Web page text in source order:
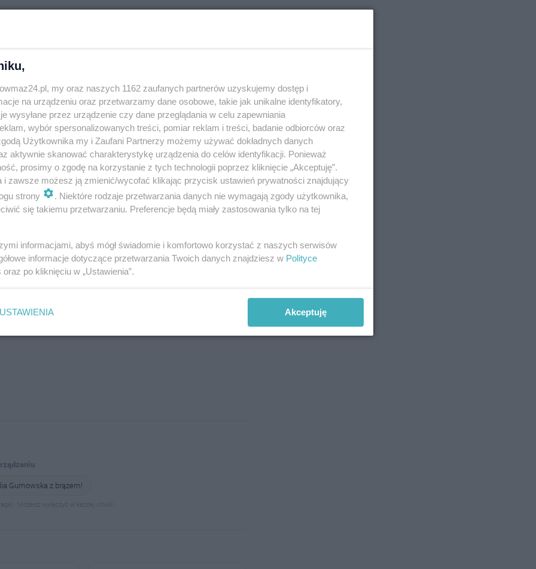
co pokazuje, jak wymagające były kategorie –
jak i organizacyjnym - komentuje
dla wszystkich uczestników! - dodaje.
Gumowska z brązem!
Możesz wyłączyć w każdej chwili.
my oraz naszych 1162 zaufanych partnerów uzyskujemy dostęp i
na urządzeniu oraz przetwarzamy dane osobowe, takie jak unikalne identyfikatory,
wysyłane przez urządzenie czy dane przeglądania w celu zapewniania
wybór spersonalizowanych treści, pomiar reklam i treści, badanie odbiorców oraz
Użytkownika my i Zaufani Partnerzy możemy używać dokładnych danych
aktywnie skanować charakterystykę urządzenia do celów identyfikacji. Ponieważ
prosimy o zgodę na korzystanie z tych technologii poprzez kliknięcie „Akceptuję”.
i zawsze możesz ją zmienić/wycofać klikając przycisk ustawień prywatności znajdujący
strony
. Niektóre rodzaje przetwarzania danych nie wymagają zgody użytkownika,
się takiemu przetwarzaniu. Preferencje będą miały zastosowania tylko na tej
informacjami, abyś mógł świadomie i komfortowo korzystać z naszych serwisów
informacje dotyczące przetwarzania Twoich danych znajdziesz w Polityce
oraz po kliknięciu w „Ustawienia”.
USTAWIENIA Akceptuję